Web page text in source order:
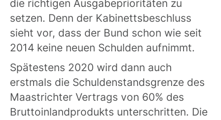
die richtigen Ausgabeprioritäten zu
setzen. Denn der Kabinettsbeschluss
sieht vor, dass der Bund schon wie seit
2014 keine neuen Schulden aufnimmt.
Spätestens 2020 wird dann auch
erstmals die Schuldenstandsgrenze des
Maastrichter Vertrags von 60% des
Bruttoinlandprodukts unterschritten. Die